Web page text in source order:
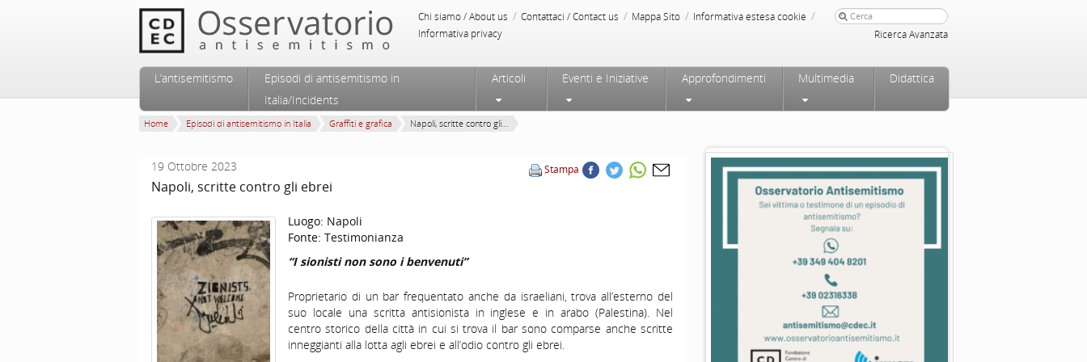
Chi siamo / About us / Contattaci / Contact us / Mappa Sito / Informativa estesa cookie /
Informativa privacy Ricerca Avanzata
Menu principale
Vai al contenuto principale
Vai al contenuto secondario
L’antisemitismo
Episodi di antisemitismo in
Italia/Incidents
Articoli Eventi e Iniziative Approfondimenti Multimedia Didattica
Home Episodi di antisemitismo in Italia Graffiti e grafica Napoli, scritte contro gli...
Stampa
19 Ottobre 2023
Napoli, scritte contro gli ebrei
Luogo: Napoli
Fonte: Testimonianza
“I sionisti non sono i benvenuti”
Proprietario di un bar frequentato anche da israeliani, trova all’esterno del
suo locale una scritta antisionista in inglese e in arabo (Palestina). Nel
centro storico della città in cui si trova il bar sono comparse anche scritte
inneggianti alla lotta agli ebrei e all’odio contro gli ebrei.